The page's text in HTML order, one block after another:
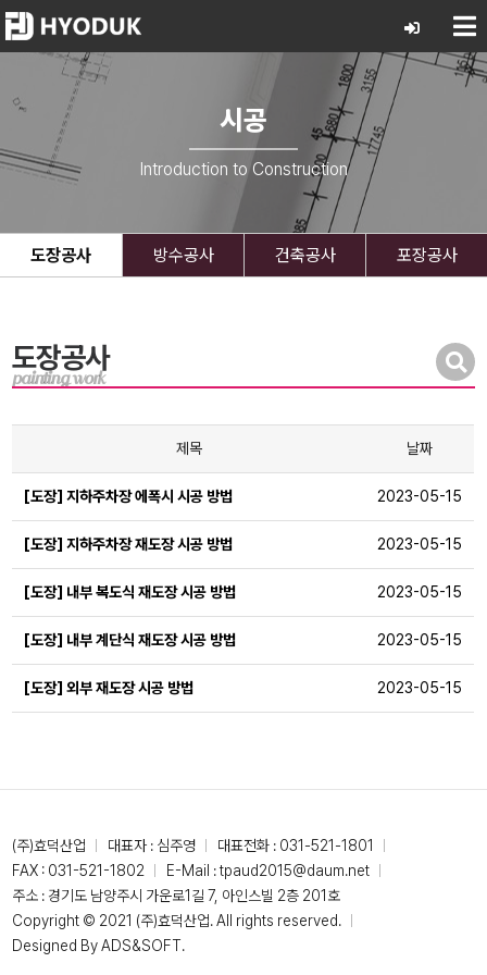
시공
Introduction to Construction
도장공사 방수공사 건축공사 포장공사
도장공사
painting work
제목 날짜
[도장] 지하주차장 에폭시 시공 방법 2023-05-15
[도장] 지하주차장 재도장 시공 방법 2023-05-15
[도장] 내부 복도식 재도장 시공 방법 2023-05-15
[도장] 내부 계단식 재도장 시공 방법 2023-05-15
[도장] 외부 재도장 시공 방법 2023-05-15
(주)효덕산업 대표자 : 심주영 대표전화 : 031-521-1801
FAX : 031-521-1802
E-Mail :tpaud2015@daum.net
주소 : 경기도 남양주시 가운로1길 7, 아인스빌 2층 201호
Copyright © 2021 (주)효덕산업. All rights reserved.
Designed ByADS&SOFT.